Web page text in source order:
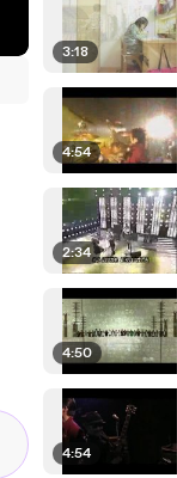
3:18
4:54
2:34
4:50
4:54